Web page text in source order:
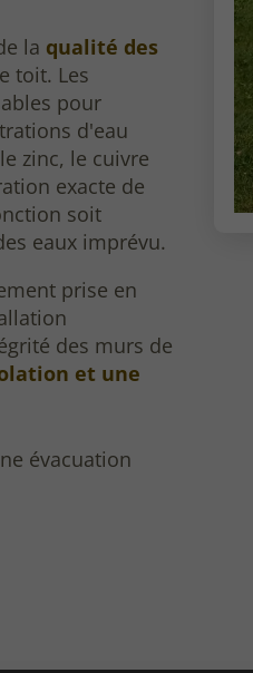
la qualité des
toit. Les
pour
d'eau
zinc, le cuivre
exacte de
soit
eaux imprévu.
prise en
des murs de
et une
évacuation